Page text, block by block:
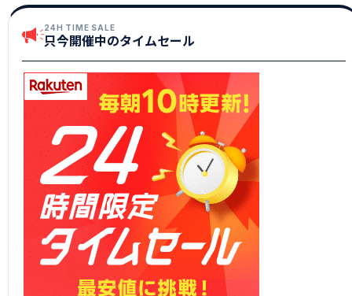
24H TIME SALE
只今開催中のタイムセール